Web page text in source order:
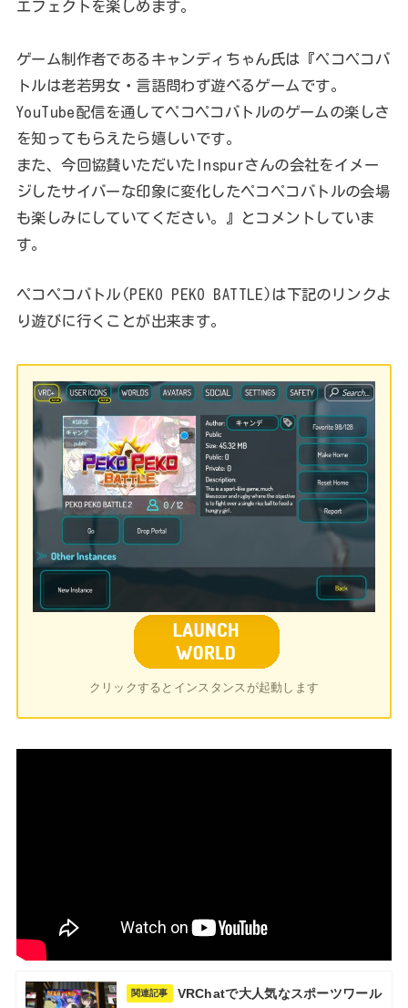
エフェクトを楽しめます。
ゲーム制作者であるキャンディちゃん氏は『ペコペコバ
トルは老若男女・言語問わず遊べるゲームです。
YouTube配信を通してペコペコバトルのゲームの楽しさ
を知ってもらえたら嬉しいです。
また、今回協賛いただいたInspurさんの会社をイメー
ジしたサイバーな印象に変化したペコペコバトルの会場
も楽しみにしていてください。』とコメントしていま
す。
ペコペコバトル(PEKO PEKO BATTLE)は下記のリンクよ
り遊びに行くことが出来ます。
クリックするとインスタンスが起動します
関連記事
VRChatで大人気なスポーツワール